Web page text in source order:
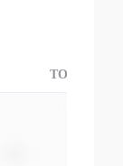
TOP3交易国